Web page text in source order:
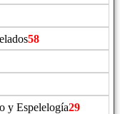
58
y Espelelogía29